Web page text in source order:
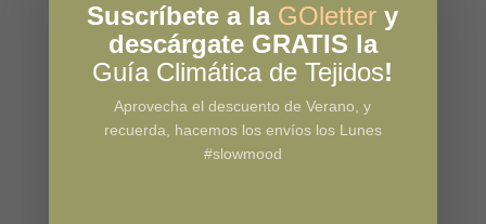
Suscríbete a la GOletter y
descárgate GRATIS la
Guía Climática de Tejidos!
Aprovecha el descuento de Verano, y
recuerda, hacemos los envíos los Lunes
#slowmood